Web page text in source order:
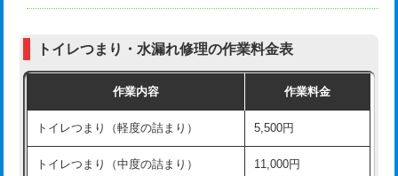
トイレつまり・水漏れ修理の作業料金表
作業内容 作業料金
トイレつまり（軽度の詰まり） 5,500円
トイレつまり（中度の詰まり） 11,000円